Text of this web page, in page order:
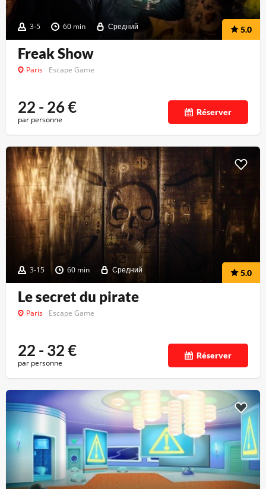
3-5 60 min Средний 5.0
Freak Show
Paris Escape Game
22 - 26€
par personne
Réserver
3-15 60 min Средний 5.0
Le secret du pirate
Paris Escape Game
22 - 32€
par personne
Réserver